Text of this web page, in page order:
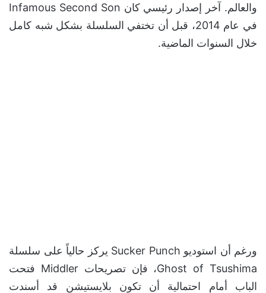
والعالم. آخر إصدار رئيسي كان Infamous Second Son
في عام 2014، قبل أن تختفي السلسلة بشكل شبه كامل
خلال السنوات الماضية.
ورغم أن استوديو Sucker Punch يركز حالياً على سلسلة
Ghost of Tsushima، فإن تصريحات Middler فتحت
الباب أمام احتمالية أن تكون بلايستيشن قد أسندت